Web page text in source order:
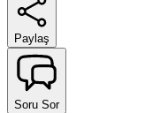
Paylaş
Soru Sor